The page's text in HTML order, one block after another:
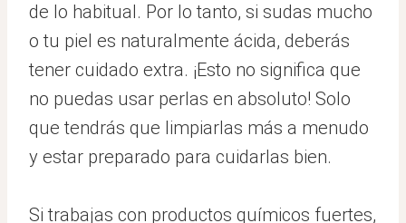
de lo habitual. Por lo tanto, si sudas mucho
o tu piel es naturalmente ácida, deberás
tener cuidado extra. ¡Esto no significa que
no puedas usar perlas en absoluto! Solo
que tendrás que limpiarlas más a menudo
y estar preparado para cuidarlas bien.
Si trabajas con productos químicos fuertes,